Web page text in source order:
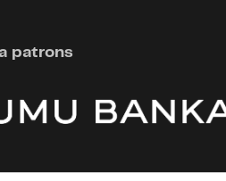
2014), G.Ostrovska "Divi
2014), K.Rogas "Skudru
Ā.Alunāna „Džons
patrons